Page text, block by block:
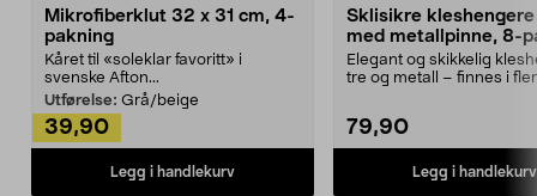
Mikrofiberklut 32 x 31 cm, 4-
pakning
Kåret til «soleklar favoritt» i
svenske Afton...
Utførelse: Grå/beige
39,90
Legg i handlekurv
Sklisikre
med metallpinne, 8-
Elegant og skikkelig
tre og metall – finnes i
79,90
Legg i handlekurv